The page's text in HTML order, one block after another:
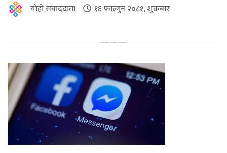
योहो संवाददाता १६ फाल्गुन २०८१, शुक्रबार